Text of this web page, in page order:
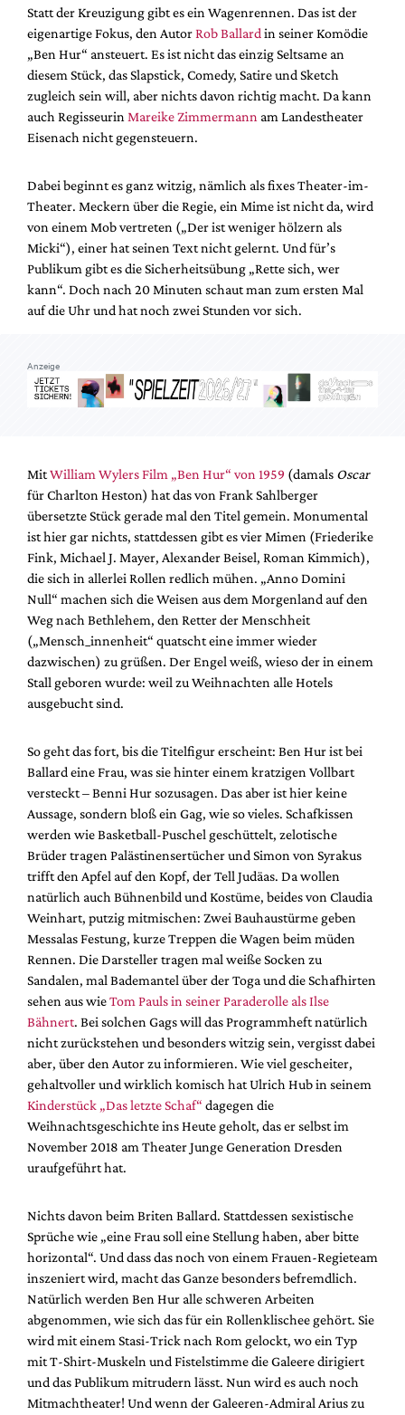
Podcast
Service
Shop / Abo
Newsletter
Redaktion
Partner
Mediadaten
Suche
Statt der Kreuzigung gibt es ein Wagenrennen. Das ist der
eigenartige Fokus, den AutorRob Ballard in seiner Komödie
„Ben Hur“ ansteuert. Es ist nicht das einzig Seltsame an
diesem Stück, das Slapstick, Comedy, Satire und Sketch
zugleich sein will, aber nichts davon richtig macht. Da kann
auch Regisseurin Mareike Zimmermann am Landestheater
Eisenach nicht gegensteuern.
Dabei beginnt es ganz witzig, nämlich als fixes Theater-im-
Theater. Meckern über die Regie, ein Mime ist nicht da, wird
von einem Mob vertreten („Der ist weniger hölzern als
Micki“), einer hat seinen Text nicht gelernt. Und für’s
Publikum gibt es die Sicherheitsübung „Rette sich, wer
kann“. Doch nach 20 Minuten schaut man zum ersten Mal
auf die Uhr und hat noch zwei Stunden vor sich.
Anzeige
MitWilliam Wylers Film „Ben Hur“ von 1959 (damals Oscar
für Charlton Heston) hat das von Frank Sahlberger
übersetzte Stück gerade mal den Titel gemein. Monumental
ist hier gar nichts, stattdessen gibt es vier Mimen (Friederike
Fink, Michael J. Mayer, Alexander Beisel, Roman Kimmich),
die sich in allerlei Rollen redlich mühen. „Anno Domini
Null“ machen sich die Weisen aus dem Morgenland auf den
Weg nach Bethlehem, den Retter der Menschheit
(„Mensch_innenheit“ quatscht eine immer wieder
dazwischen) zu grüßen. Der Engel weiß, wieso der in einem
Stall geboren wurde: weil zu Weihnachten alle Hotels
ausgebucht sind.
So geht das fort, bis die Titelfigur erscheint: Ben Hur ist bei
Ballard eine Frau, was sie hinter einem kratzigen Vollbart
versteckt – Benni Hur sozusagen. Das aber ist hier keine
Aussage, sondern bloß ein Gag, wie so vieles. Schafkissen
werden wie Basketball-Puschel geschüttelt, zelotische
Brüder tragen Palästinensertücher und Simon von Syrakus
trifft den Apfel auf den Kopf, der Tell Judäas. Da wollen
natürlich auch Bühnenbild und Kostüme, beides von Claudia
Weinhart, putzig mitmischen: Zwei Bauhaustürme geben
Messalas Festung, kurze Treppen die Wagen beim müden
Rennen. Die Darsteller tragen mal weiße Socken zu
Sandalen, mal Bademantel über der Toga und die Schafhirten
sehen aus wieTom Pauls in seiner Paraderolle als Ilse
Bähnert. Bei solchen Gags will das Programmheft natürlich
nicht zurückstehen und besonders witzig sein, vergisst dabei
aber, über den Autor zu informieren. Wie viel gescheiter,
gehaltvoller und wirklich komisch hat Ulrich Hub in seinem
Kinderstück „Das letzte Schaf“ dagegen die
Weihnachtsgeschichte ins Heute geholt, das er selbst im
November 2018 am Theater Junge Generation Dresden
uraufgeführt hat.
Nichts davon beim Briten Ballard. Stattdessen sexistische
Sprüche wie „eine Frau soll eine Stellung haben, aber bitte
horizontal“. Und dass das noch von einem Frauen-Regieteam
inszeniert wird, macht das Ganze besonders befremdlich.
Natürlich werden Ben Hur alle schweren Arbeiten
abgenommen, wie sich das für ein Rollenklischee gehört. Sie
wird mit einem Stasi-Trick nach Rom gelockt, wo ein Typ
mit T-Shirt-Muskeln und Fistelstimme die Galeere dirigiert
und das Publikum mitrudern lässt. Nun wird es auch noch
Mitmachtheater! Und wenn der Galeeren-Admiral Arius zu